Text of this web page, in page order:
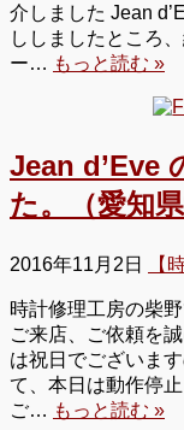
介しました Jean
ししましたところ
ー… もっと読む »
Jean d’Eve
た。（愛知
2016年11月2日 【
時計修理工房の柴
ご来店、ご依頼を
は祝日でございま
て、本日は動作停
ご… もっと読む »